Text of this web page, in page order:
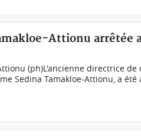
Attionu arrêtée
(ph)L'ancienne directrice
Sedina Tamakloe-Attionu, a